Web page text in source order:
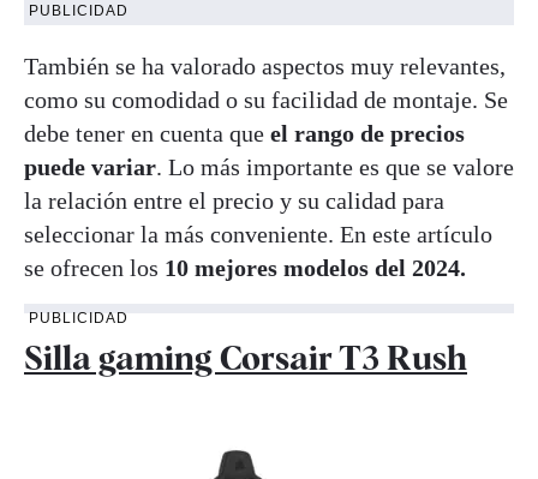
PUBLICIDAD
También se ha valorado aspectos muy relevantes,
como su comodidad o su facilidad de montaje. Se
debe tener en cuenta que el rango de precios
puede variar. Lo más importante es que se valore
la relación entre el precio y su calidad para
seleccionar la más conveniente. En este artículo
se ofrecen los 10 mejores modelos del 2024.
PUBLICIDAD
Silla gaming Corsair T3 Rush